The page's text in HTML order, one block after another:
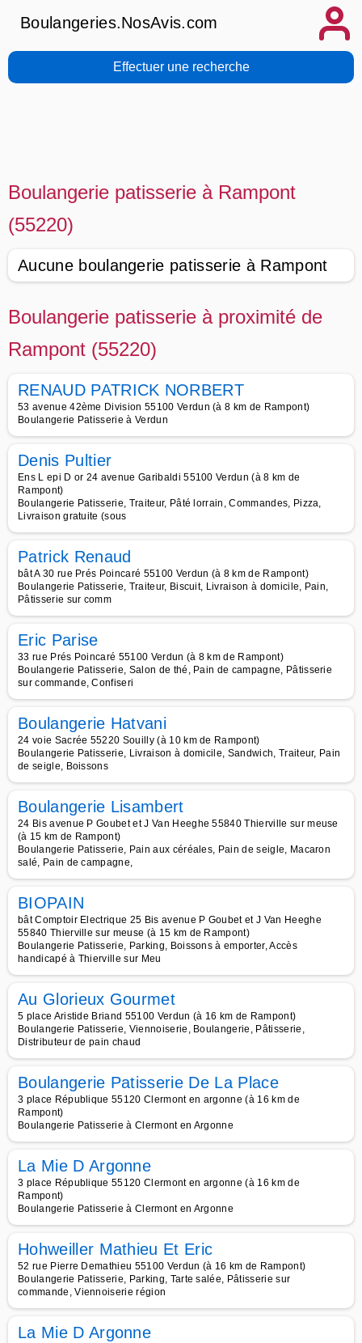
Boulangeries.NosAvis.com
Effectuer une recherche
Boulangerie patisserie à Rampont
(55220)
Aucune boulangerie patisserie à Rampont
Boulangerie patisserie à proximité de
Rampont (55220)
RENAUD PATRICK NORBERT
53 avenue 42ème Division 55100 Verdun (à 8 km de Rampont)
Boulangerie Patisserie à Verdun
Denis Pultier
Ens L epi D or 24 avenue Garibaldi 55100 Verdun (à 8 km de
Rampont)
Boulangerie Patisserie, Traiteur, Pâté lorrain, Commandes, Pizza,
Livraison gratuite (sous
Patrick Renaud
bât A 30 rue Prés Poincaré 55100 Verdun (à 8 km de Rampont)
Boulangerie Patisserie, Traiteur, Biscuit, Livraison à domicile, Pain,
Pâtisserie sur comm
Eric Parise
33 rue Prés Poincaré 55100 Verdun (à 8 km de Rampont)
Boulangerie Patisserie, Salon de thé, Pain de campagne, Pâtisserie
sur commande, Confiseri
Boulangerie Hatvani
24 voie Sacrée 55220 Souilly (à 10 km de Rampont)
Boulangerie Patisserie, Livraison à domicile, Sandwich, Traiteur, Pain
de seigle, Boissons
Boulangerie Lisambert
24 Bis avenue P Goubet et J Van Heeghe 55840 Thierville sur meuse
(à 15 km de Rampont)
Boulangerie Patisserie, Pain aux céréales, Pain de seigle, Macaron
salé, Pain de campagne,
BIOPAIN
bât Comptoir Electrique 25 Bis avenue P Goubet et J Van Heeghe
55840 Thierville sur meuse (à 15 km de Rampont)
Boulangerie Patisserie, Parking, Boissons à emporter, Accès
handicapé à Thierville sur Meu
Au Glorieux Gourmet
5 place Aristide Briand 55100 Verdun (à 16 km de Rampont)
Boulangerie Patisserie, Viennoiserie, Boulangerie, Pâtisserie,
Distributeur de pain chaud
Boulangerie Patisserie De La Place
3 place République 55120 Clermont en argonne (à 16 km de
Rampont)
Boulangerie Patisserie à Clermont en Argonne
La Mie D Argonne
3 place République 55120 Clermont en argonne (à 16 km de
Rampont)
Boulangerie Patisserie à Clermont en Argonne
Hohweiller Mathieu Et Eric
52 rue Pierre Demathieu 55100 Verdun (à 16 km de Rampont)
Boulangerie Patisserie, Parking, Tarte salée, Pâtisserie sur
commande, Viennoiserie région
La Mie D Argonne